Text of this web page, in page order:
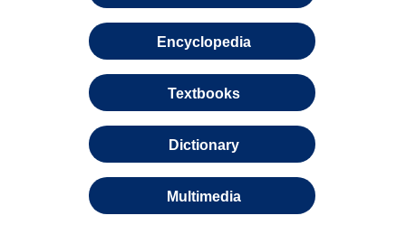
Encyclopedia
Textbooks
Dictionary
Multimedia